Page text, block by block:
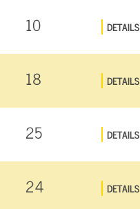
10 DETAILS
18 DETAILS
25 DETAILS
24 DETAILS